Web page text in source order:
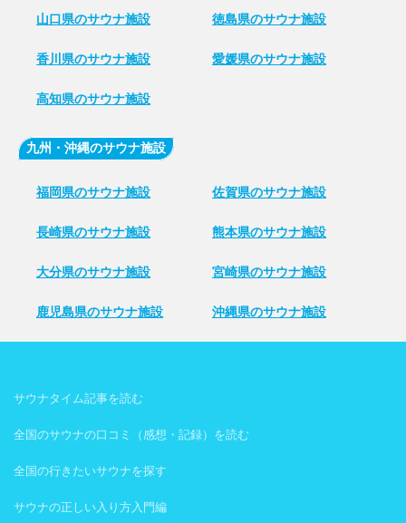
山口県のサウナ施設 徳島県のサウナ施設
香川県のサウナ施設 愛媛県のサウナ施設
高知県のサウナ施設
九州・沖縄のサウナ施設
福岡県のサウナ施設 佐賀県のサウナ施設
長崎県のサウナ施設 熊本県のサウナ施設
大分県のサウナ施設 宮崎県のサウナ施設
鹿児島県のサウナ施設 沖縄県のサウナ施設
サウナタイム記事を読む
全国のサウナの口コミ（感想・記録）を読む
全国の行きたいサウナを探す
サウナの正しい入り方入門編